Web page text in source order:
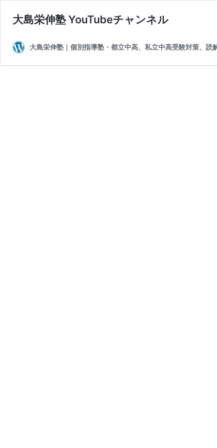
大島栄伸塾 YouTubeチャンネル
大島栄伸塾｜個別指導塾・都立中高、私立中高受験対策、読